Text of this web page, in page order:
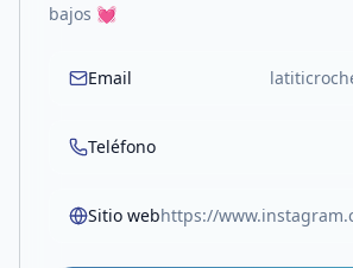
bajos 💓
Email
Teléfono
Sitio web